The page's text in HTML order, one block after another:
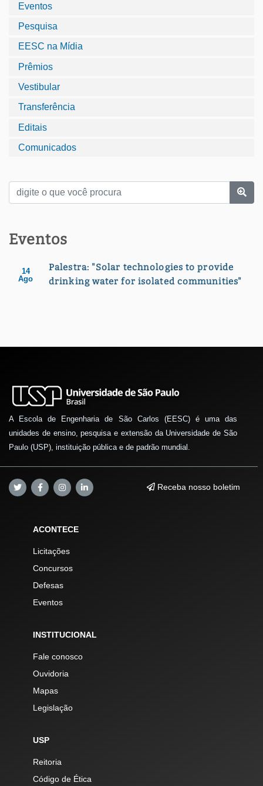
Eventos
Pesquisa
EESC na Mídia
Prêmios
Vestibular
Transferência
Editais
Comunicados
Eventos
14
Ago
Palestra: "Solar technologies to provide
drinking water for isolated communities"
A Escola de Engenharia de São Carlos (EESC) é uma das
unidades de ensino, pesquisa e extensão da Universidade de São
Paulo (USP), instituição pública e de padrão mundial.
Receba nosso boletim
ACONTECE
Licitações
Concursos
Defesas
Eventos
INSTITUCIONAL
Fale conosco
Ouvidoria
Mapas
Legislação
USP
Reitoria
Código de Ética